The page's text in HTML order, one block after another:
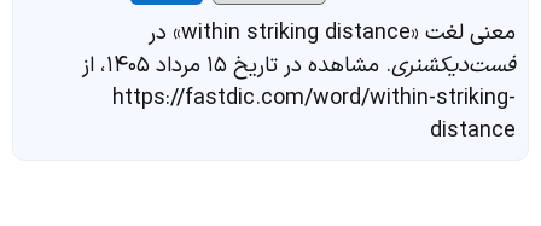
معنی لغت «within striking distance» در
فست‌دیکشنری
. مشاهده در تاریخ ۱۵ مرداد ۱۴۰۵، از
https://fastdic.com/word/within-striking-
distance